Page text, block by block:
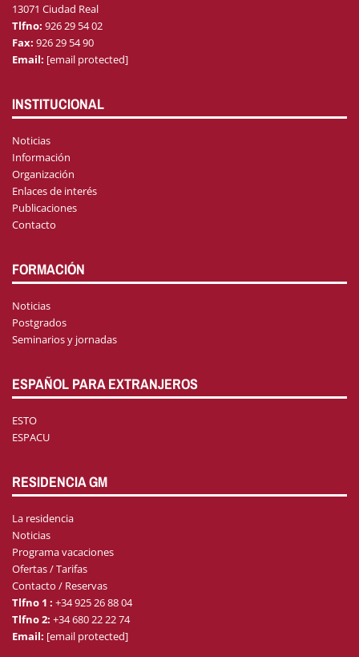
13071 Ciudad Real
Tlfno: 926 29 54 02
Fax: 926 29 54 90
Email: [email protected]
INSTITUCIONAL
Noticias
Información
Organización
Enlaces de interés
Publicaciones
Contacto
FORMACIÓN
Noticias
Postgrados
Seminarios y jornadas
ESPAÑOL PARA EXTRANJEROS
ESTO
ESPACU
RESIDENCIA GM
La residencia
Noticias
Programa vacaciones
Ofertas / Tarifas
Contacto / Reservas
Tlfno 1 : +34 925 26 88 04
Tlfno 2: +34 680 22 22 74
Email: [email protected]